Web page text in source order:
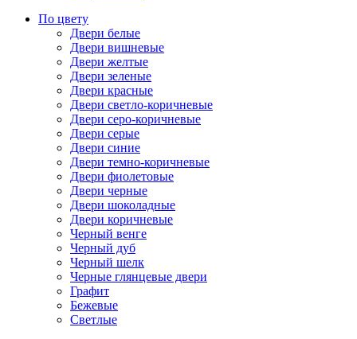
По цвету
Двери белые
Двери вишневые
Двери желтые
Двери зеленые
Двери красные
Двери светло-коричневые
Двери серо-коричневые
Двери серые
Двери синие
Двери темно-коричневые
Двери фиолетовые
Двери черные
Двери шоколадные
Двери коричневые
Черный венге
Черный дуб
Черный шелк
Черные глянцевые двери
Графит
Бежевые
Светлые